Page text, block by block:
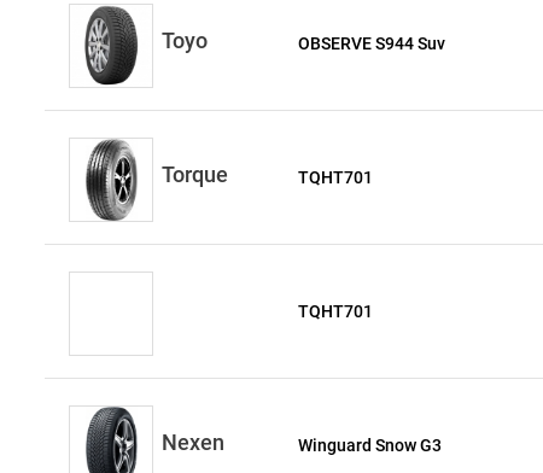
Toyo OBSERVE S944 Suv
Torque TQHT701
TQHT701
Nexen Winguard Snow G3